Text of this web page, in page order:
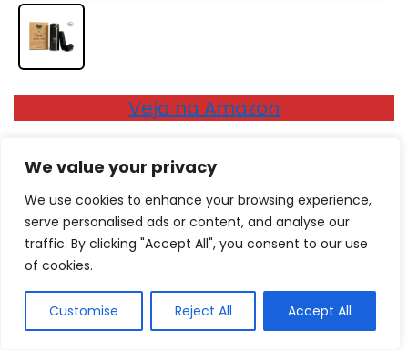
We value your privacy
We use cookies to enhance your browsing experience,
serve personalised ads or content, and analyse our
traffic. By clicking "Accept All", you consent to our use
of cookies.
Customise Reject All Accept All
Veja na Amazon
os dentes
Um fio dental ecológico, essa é proposta da Me
Mother Earth com carvão ativado, vegano e cruelty-
free. É umfio dental perfeito para quem deseja
experimentar um produto diferente, na
prevenção de acumulo de placa bacteriana e